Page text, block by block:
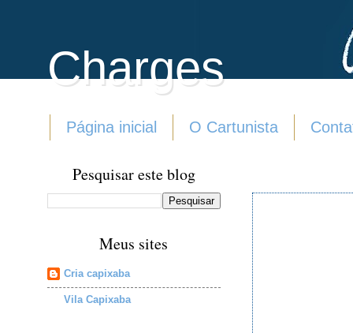
Charges
Página inicial O Cartunista
Pesquisar este blog
Meus sites
Cria capixaba
Vila Capixaba